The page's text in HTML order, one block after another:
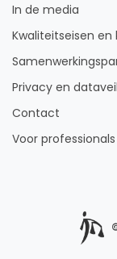
In de media
Kwaliteitseisen
Privacy en
Contact
Voor professionals